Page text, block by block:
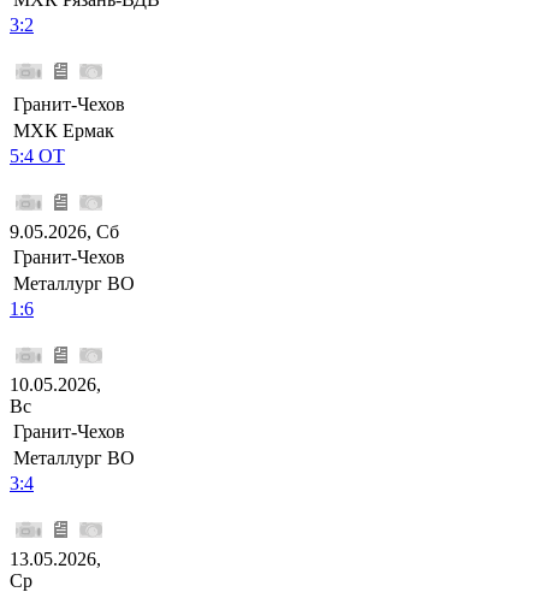
3:2
Гранит-Чехов
МХК Ермак
5:4 ОТ
9.05.2026, Сб
Гранит-Чехов
Металлург ВО
1:6
10.05.2026,
Вс
Гранит-Чехов
Металлург ВО
3:4
13.05.2026,
Ср